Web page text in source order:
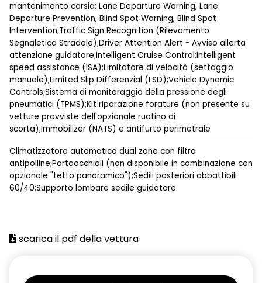
mantenimento corsia: Lane Departure Warning, Lane
Departure Prevention, Blind Spot Warning, Blind Spot
Intervention;Traffic Sign Recognition (Rilevamento
Segnaletica Stradale);Driver Attention Alert - Avviso allerta
attenzione guidatore;Intelligent Cruise Control;Intelligent
speed assistance (ISA);Limitatore di velocità (settaggio
manuale);Limited Slip Differenzial (LSD);Vehicle Dynamic
Controls;Sistema di monitoraggio della pressione degli
pneumatici (TPMS);Kit riparazione forature (non presente su
vetture provviste dell'opzionale ruotino di
scorta);Immobilizer (NATS) e antifurto perimetrale
Climatizzatore automatico dual zone con filtro
antipolline;Portaocchiali (non disponibile in combinazione con
opzionale "tetto panoramico");Sedili posteriori abbattibili
60/40;Supporto lombare sedile guidatore
scarica il pdf della vettura